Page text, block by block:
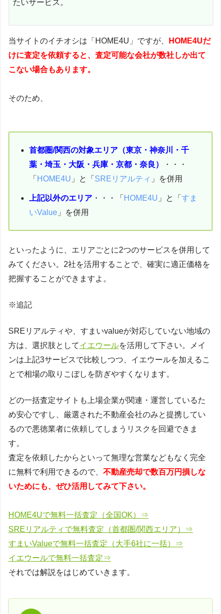
たいサービス。
当サイトのイチオシは「HOME4U」ですが、
HOME4Uだ
けに査定を依頼すると、査定可能な会社が数社しか出て
こない場合もあります。
そのため、
首都圏/関西の対象エリア（東京・神奈川・千
葉・埼玉・大阪・兵庫・京都・奈良）
・・・
「 HOME4U 」と「 SREリアルティ 」を併用
上記以外のエリア ・・・「 HOME4U 」と「 すま
いValue 」を併用
といったように、エリアごとに2つのサービスを併用して
みてください。2社を活用することで、確実に適正価格を
把握することができますよ。
※追記
SREリアルティや、すまいvalueが対応していない地域の
方は、選択肢としてイエウールを活用して下さい。メイ
ンは上記3サービスで比較しつつ、イエウールを加えるこ
とで相場の取りこぼしを防ぎやすくなります。
どの一括査定サイトも上場企業が関連・運営しているた
め安心ですし、厳選された不動産会社のみと提携してい
るので悪徳業者に依頼してしまうリスクを回避できま
す。
査定を依頼したからといって無理な営業などもなく完全
に無料で利用できるので、 不動産売却で数百万円損しな
いためにも、ぜひ活用してみて下さい。
HOME4Uで無料一括査定（全国OK）⇒
SREリアルティで無料査定（首都圏/関西エリア）⇒
すまいValueで無料一括査定（大手6社に一括）⇒
イエウールで無料一括査定⇒
それでは解説をはじめていきます。